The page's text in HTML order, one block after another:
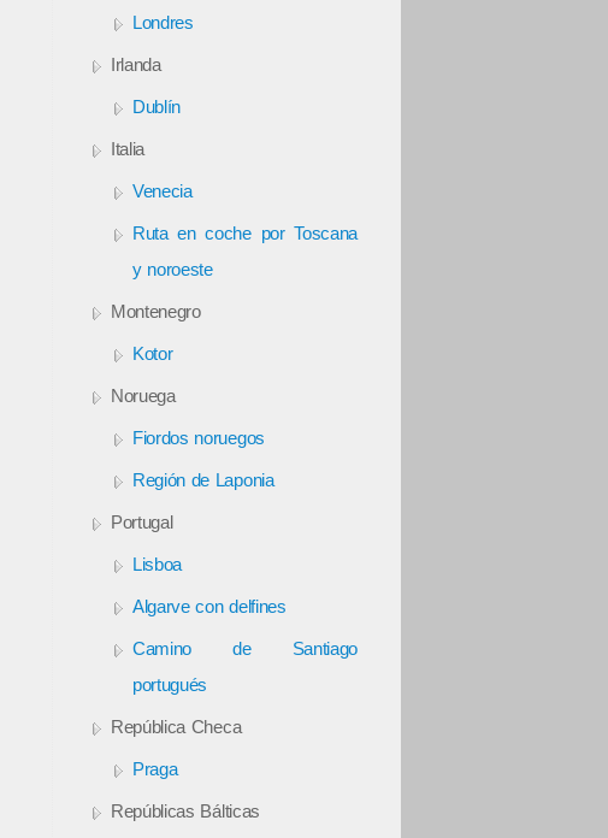
Londres
Irlanda
Dublín
Italia
Venecia
Ruta en coche por Toscana
y noroeste
Montenegro
Kotor
Noruega
Fiordos noruegos
Región de Laponia
Portugal
Lisboa
Algarve con delfines
Camino de Santiago
portugués
República Checa
Praga
Repúblicas Bálticas